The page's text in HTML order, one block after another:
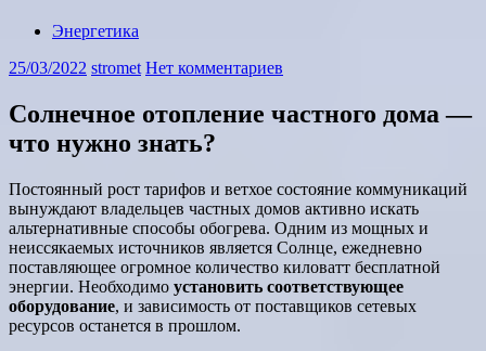
Энергетика
25/03/2022 stromet Нет комментариев
Солнечное отопление частного дома —
что нужно знать?
Постоянный рост тарифов и ветхое состояние коммуникаций
вынуждают владельцев частных домов активно искать
альтернативные способы обогрева. Одним из мощных и
неиссякаемых источников является Солнце, ежедневно
поставляющее огромное количество киловатт бесплатной
энергии. Необходимо установить соответствующее
оборудование, и зависимость от поставщиков сетевых
ресурсов останется в прошлом.